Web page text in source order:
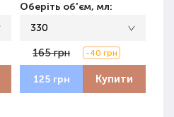
Оберіть об'єм, мл:
330
165 грн -40 грн
125 грн Купити